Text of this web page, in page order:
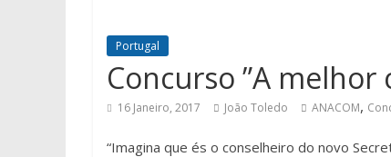
Portugal
Concurso ”A melhor
16 Janeiro, 2017 João Toledo ANACOM,
“Imagina que és o conselheiro do novo